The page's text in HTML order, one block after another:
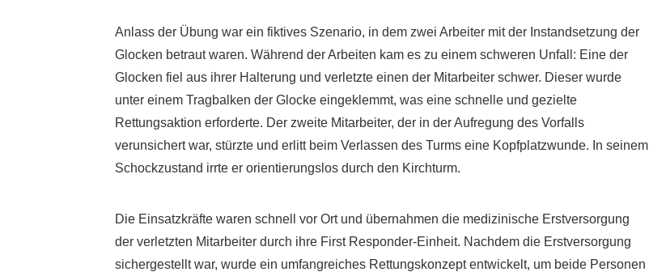
Anlass der Übung war ein fiktives Szenario, in dem zwei Arbeiter mit der Instandsetzung der
Glocken betraut waren. Während der Arbeiten kam es zu einem schweren Unfall: Eine der
Glocken fiel aus ihrer Halterung und verletzte einen der Mitarbeiter schwer. Dieser wurde
unter einem Tragbalken der Glocke eingeklemmt, was eine schnelle und gezielte
Rettungsaktion erforderte. Der zweite Mitarbeiter, der in der Aufregung des Vorfalls
verunsichert war, stürzte und erlitt beim Verlassen des Turms eine Kopfplatzwunde. In seinem
Schockzustand irrte er orientierungslos durch den Kirchturm.
Die Einsatzkräfte waren schnell vor Ort und übernahmen die medizinische Erstversorgung
der verletzten Mitarbeiter durch ihre First Responder-Einheit. Nachdem die Erstversorgung
sichergestellt war, wurde ein umfangreiches Rettungskonzept entwickelt, um beide Personen